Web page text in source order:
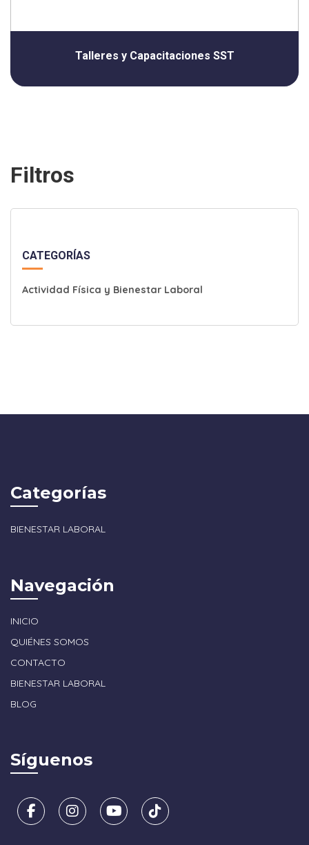
Filtros
CATEGORÍAS
Actividad Física y Bienestar Laboral
Talleres y Capacitaciones SST
Categorías
BIENESTAR LABORAL
Navegación
INICIO
QUIÉNES SOMOS
CONTACTO
BIENESTAR LABORAL
BLOG
Síguenos